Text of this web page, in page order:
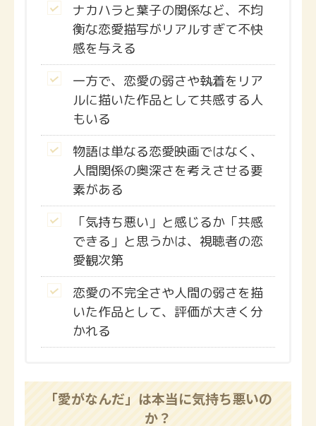
ナカハラと葉子の関係など、不均
衡な恋愛描写がリアルすぎて不快
感を与える
一方で、恋愛の弱さや執着をリア
ルに描いた作品として共感する人
もいる
物語は単なる恋愛映画ではなく、
人間関係の奥深さを考えさせる要
素がある
「気持ち悪い」と感じるか「共感
できる」と思うかは、視聴者の恋
愛観次第
恋愛の不完全さや人間の弱さを描
いた作品として、評価が大きく分
かれる
「愛がなんだ」は本当に気持ち悪いの
か？